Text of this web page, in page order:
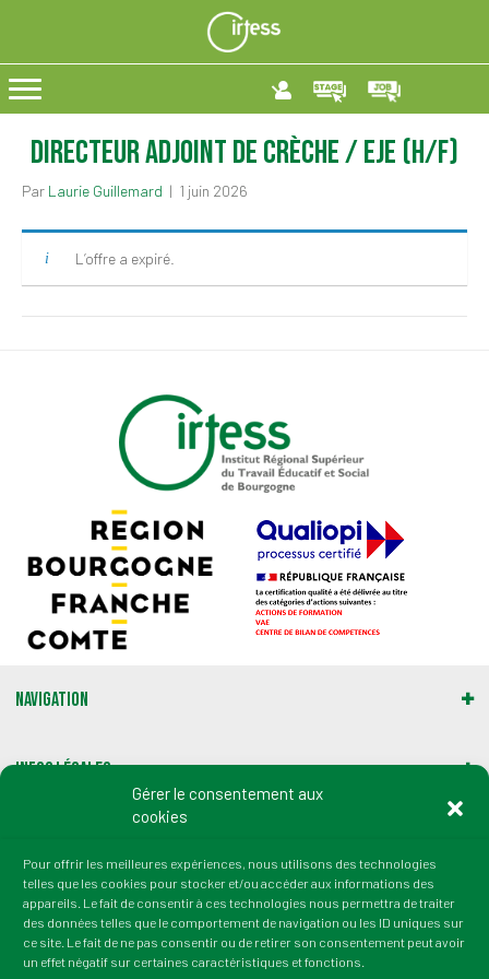
Gérer le consentement aux
cookies
Pour offrir les meilleures expériences, nous utilisons des technologies
telles que les cookies pour stocker et/ou accéder aux informations des
appareils. Le fait de consentir à ces technologies nous permettra de traiter
des données telles que le comportement de navigation ou les ID uniques sur
ce site. Le fait de ne pas consentir ou de retirer son consentement peut avoir
un effet négatif sur certaines caractéristiques et fonctions.
Directeur adjoint de crèche / EJE (H/F)
Par Laurie Guillemard | 1 juin 2026
L’offre a expiré.
Navigation
Infos légales
Adresse :
2 rue du Professeur Marion
21000 Dijon
tél. : 03 80 72 64 50